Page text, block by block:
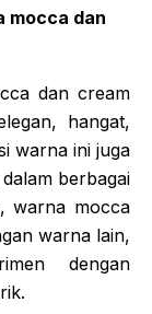
mocca dan
dan cream
hangat,
warna ini juga
berbagai
warna mocca
warna lain,
dengan